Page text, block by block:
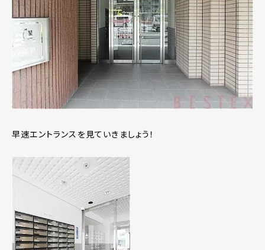
早速エントランスを見ていきましょう！